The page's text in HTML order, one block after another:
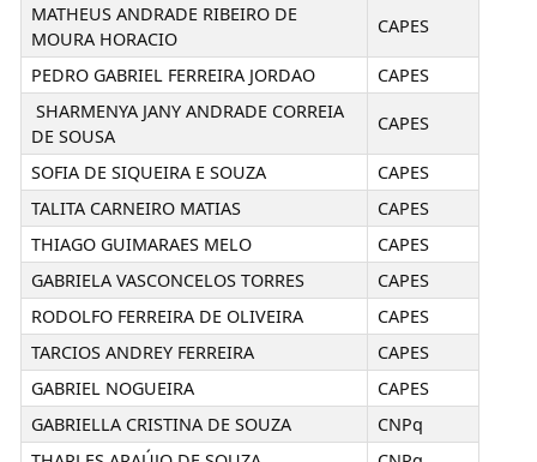
MATHEUS ANDRADE RIBEIRO DE
MOURA HORACIO
CAPES
PEDRO GABRIEL FERREIRA JORDAO
CAPES
SHARMENYA JANY ANDRADE CORREIA
DE SOUSA
CAPES
SOFIA DE SIQUEIRA E SOUZA
CAPES
TALITA CARNEIRO MATIAS
CAPES
THIAGO GUIMARAES MELO
CAPES
GABRIELA VASCONCELOS TORRES
CAPES
RODOLFO FERREIRA DE OLIVEIRA
CAPES
TARCIOS ANDREY FERREIRA
CAPES
GABRIEL NOGUEIRA
CAPES
GABRIELLA CRISTINA DE SOUZA
CNPq